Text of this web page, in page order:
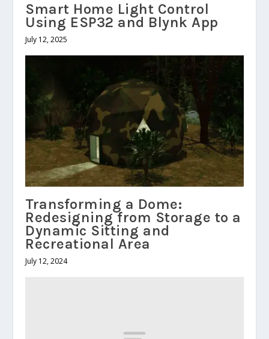
Smart Home Light Control
Using ESP32 and Blynk App
July 12, 2025
Transforming a Dome:
Redesigning from Storage to a
Dynamic Sitting and
Recreational Area
July 12, 2024